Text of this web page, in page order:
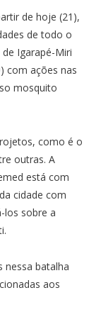
de hoje (21),
de todo o
Igarapé-Miri
com ações nas
mosquito
como é o
outras. A
está com
cidade com
los sobre a
nessa batalha
aos